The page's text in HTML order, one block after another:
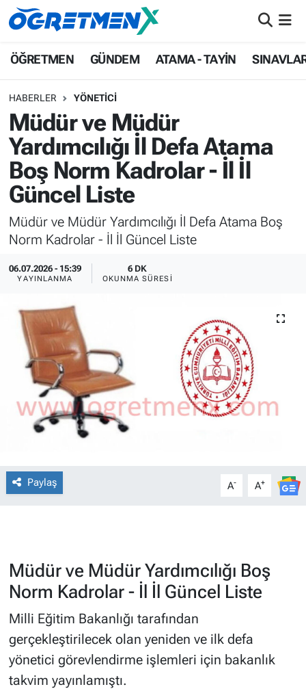
ÖĞRETMEN GÜNDEM ATAMA - TAYİN
HABERLER YÖNETİCİ
Müdür ve Müdür
Yardımcılığı İl Defa Atama
Boş Norm Kadrolar - İl İl
Güncel Liste
Müdür ve Müdür Yardımcılığı İl Defa Atama Boş
Norm Kadrolar - İl İl Güncel Liste
06.07.2026 - 15:39
YAYINLANMA
6 DK
OKUNMA SÜRESI
Paylaş A- A+
Müdür ve Müdür Yardımcılığı Boş
Norm Kadrolar - İl İl Güncel Liste
Milli Eğitim Bakanlığı tarafından
gerçekleştirilecek olan yeniden ve ilk defa
yönetici görevlendirme işlemleri için bakanlık
takvim yayınlamıştı.
ÖĞRETMEN
ATAMA - TAYİN
SINAVLAR
HAYATIN İÇİNDEN
UZMAN ÖĞRETMENLİK
EKONOMİ
İstanbul Nöbetçi Eczaneler
İstanbul Namaz Vakitleri
İstanbul Trafik Yoğunluk Haritası
Süper Lig Puan Durumu ve Fikstür
Tüm Manşetler
Son Dakika Haberleri